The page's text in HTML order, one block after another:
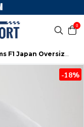
0
Oversized Tee Mens - White
-18%